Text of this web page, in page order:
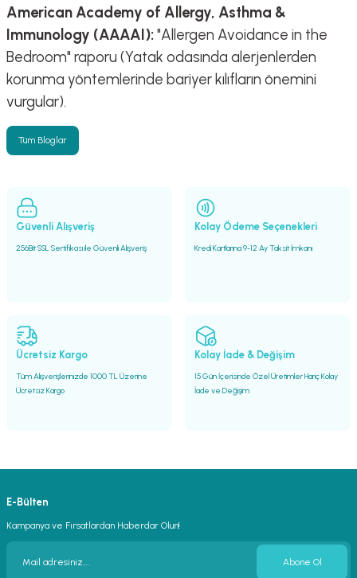
American Academy of Allergy, Asthma &
Immunology (AAAAI):"Allergen Avoidance in the
Bedroom" raporu (Yatak odasında alerjenlerden
korunma yöntemlerinde bariyer kılıfların önemini
vurgular).
Tüm Bloglar
Güvenli Alışveriş
256Bit SSL Sertifikası ile Güvenli Alışveriş
Kolay Ödeme Seçenekleri
Kredi Kartlarına 9-12 Ay Taksit İmkanı
Ücretsiz Kargo
Tüm Alışverişlerinizde 1000 TL Üzerine
Ücretsiz Kargo
Kolay İade & Değişim
15 Gün İçerisinde Özel Üretimler Hariç Kolay
İade ve Değişim
E-Bülten
Kampanya ve Fırsatlardan Haberdar Olun!
Abone Ol